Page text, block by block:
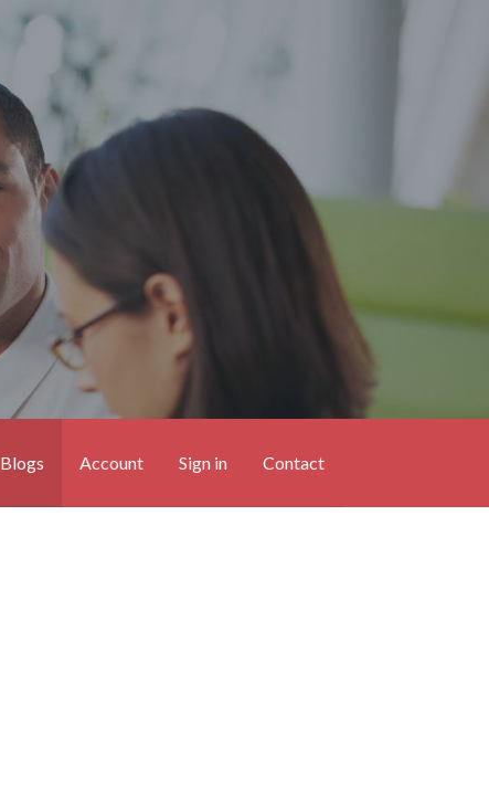
Blogs Account Sign in Contact